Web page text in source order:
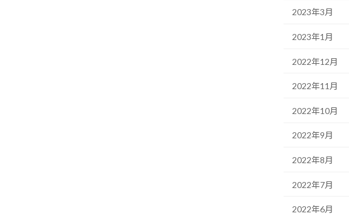
2023年3月
2023年1月
2022年12月
2022年11月
2022年10月
2022年9月
2022年8月
2022年7月
2022年6月